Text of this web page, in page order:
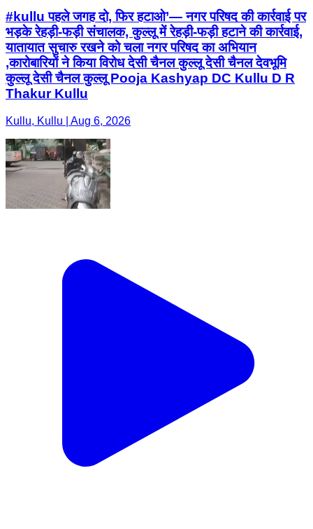
#kullu पहले जगह दो, फिर हटाओ’— नगर परिषद की कार्रवाई पर
भड़के रेहड़ी-फड़ी संचालक, कुल्लू में रेहड़ी-फड़ी हटाने की कार्रवाई,
यातायात सुचारु रखने को चला नगर परिषद का अभियान
,कारोबारियों ने किया विरोध देसी चैनल कुल्लू देसी चैनल देवभूमि
कुल्लू देसी चैनल कुल्लू Pooja Kashyap DC Kullu D R
Thakur Kullu
Kullu, Kullu | Aug 6, 2026